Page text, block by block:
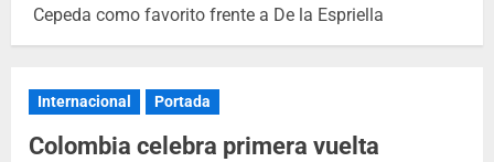
Cepeda como favorito frente a De la Espriella
Internacional Portada
Colombia celebra primera vuelta